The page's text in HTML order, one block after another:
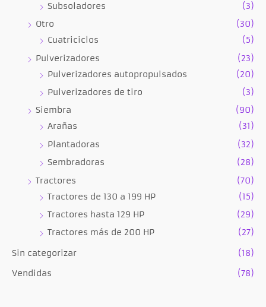
Subsoladores
(3)
Otro
(30)
Cuatriciclos
(5)
Pulverizadores
(23)
Pulverizadores autopropulsados
(20)
Pulverizadores de tiro
(3)
Siembra
(90)
Arañas
(31)
Plantadoras
(32)
Sembradoras
(28)
Tractores
(70)
Tractores de 130 a 199 HP
(15)
Tractores hasta 129 HP
(29)
Tractores más de 200 HP
(27)
Sin categorizar (18)
Vendidas (78)